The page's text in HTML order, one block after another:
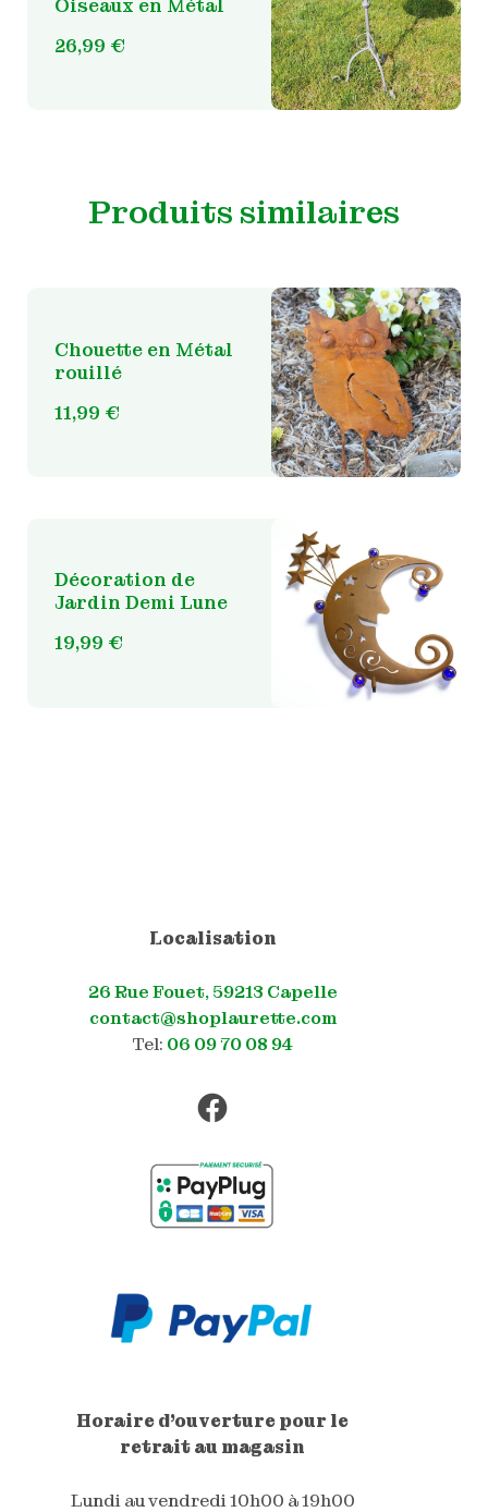
Oiseaux en Métal
26,99 €
Produits similaires
Chouette en Métal
rouillé
11,99 €
Décoration de
Jardin Demi Lune
19,99 €
Localisation
26 Rue Fouet, 59213 Capelle
contact@shoplaurette.com
Tel: 06 09 70 08 94
Facebook
Horaire d'ouverture pour le
retrait au magasin
Lundi au vendredi 10h00 à 19h00